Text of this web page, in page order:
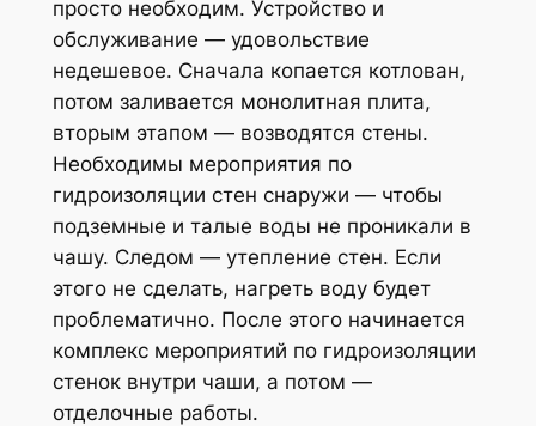
просто необходим. Устройство и
обслуживание — удовольствие
недешевое. Сначала копается котлован,
потом заливается монолитная плита,
вторым этапом — возводятся стены.
Необходимы мероприятия по
гидроизоляции стен снаружи — чтобы
подземные и талые воды не проникали в
чашу. Следом — утепление стен. Если
этого не сделать, нагреть воду будет
проблематично. После этого начинается
комплекс мероприятий по гидроизоляции
стенок внутри чаши, а потом —
отделочные работы.